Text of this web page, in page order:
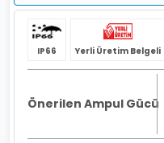
IP66 Yerli Üretim Belgeli
Önerilen Ampul Gücü